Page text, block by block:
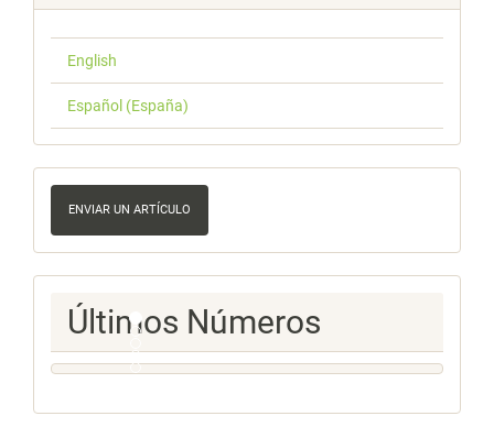
English
Español (España)
Enviar
un
artículo
ENVIAR UN ARTÍCULO
Ultimos
Numeros
Últimos Números